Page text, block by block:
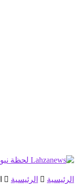
الرئيسية الرئيسية